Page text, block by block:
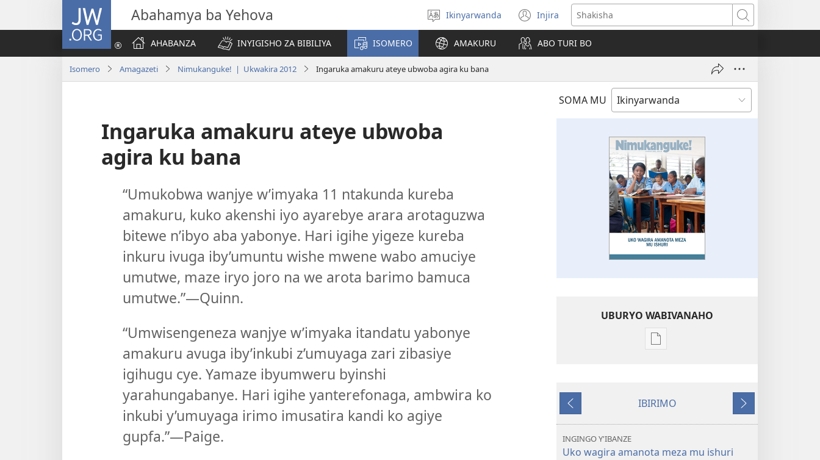
JW.ORG Abahamya ba Yehova
Hitamo
ururimi
Ikinyarwanda Injira
(ifungukire
ahandi)
Shakisha
AHABANZA
INYIGISHO ZA BIBILIYA ISOMERO AMAKURU ABO TURI BO
Isomero Amagazeti Nimukanguke! | Ukwakira 2012 Ingaruka amakuru ateye ubwoba agira ku bana
SOMA MU
Ingaruka amakuru ateye ubwoba
agira ku bana
“Umukobwa wanjye w’imyaka 11 ntakunda kureba
amakuru, kuko akenshi iyo ayarebye arara arotaguzwa
bitewe n’ibyo aba yabonye. Hari igihe yigeze kureba
inkuru ivuga iby’umuntu wishe mwene wabo amuciye
umutwe, maze iryo joro na we arota barimo bamuca
umutwe.”—Quinn.
“Umwisengeneza wanjye w’imyaka itandatu yabonye
amakuru avuga iby’inkubi z’umuyaga zari zibasiye
igihugu cye. Yamaze ibyumweru byinshi
yarahungabanye. Hari igihe yanterefonaga, ambwira ko
inkubi y’umuyaga irimo imusatira kandi ko agiye
gupfa.”—Paige.
UBURYO WABIVANAHO
Uko
Ukwakira
Ibibanza
IBIRIMO
Ibikurikira
INGINGO Y'IBANZE
Uko wagira amanota meza mu ishuri